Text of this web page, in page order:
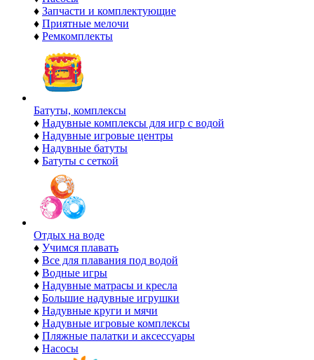
♦ Запчасти и комплектующие
♦ Приятные мелочи
♦ Ремкомплекты
Батуты, комплексы
♦ Надувные комплексы для игр с водой
♦ Надувные игровые центры
♦ Надувные батуты
♦ Батуты с сеткой
Отдых на воде
♦ Учимся плавать
♦ Все для плавания под водой
♦ Водные игры
♦ Надувные матрасы и кресла
♦ Большие надувные игрушки
♦ Надувные круги и мячи
♦ Надувные игровые комплексы
♦ Пляжные палатки и аксессуары
♦ Насосы